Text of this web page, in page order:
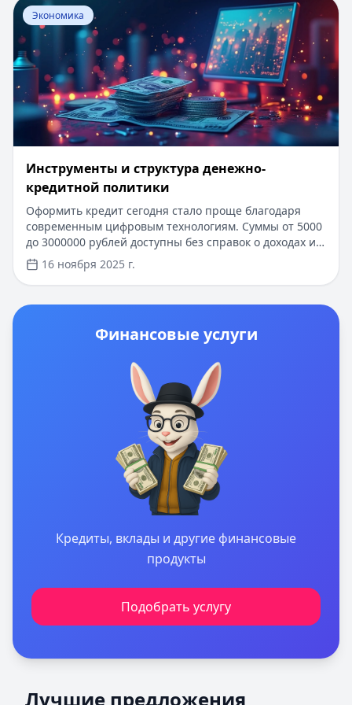
минимальной процентной ставкой.
Перейти к статье: Инструменты и структура
Экономика
Инструменты и структура денежно-
кредитной политики
Оформить кредит сегодня стало проще благодаря
современным цифровым технологиям. Суммы от 5000
до 3000000 рублей доступны без справок о доходах и
лишних документов. Одобрение за 15 минут,
получение денег в день обращения. Первый заём под
0% для новых клиентов. Узнайте, как денежно-
кредитная политика влияет на условия кредитования
16 ноября 2025 г.
Финансовые услуги
Кредиты, вклады и другие финансовые
продукты
Подобрать услугу
Лучшие предложения